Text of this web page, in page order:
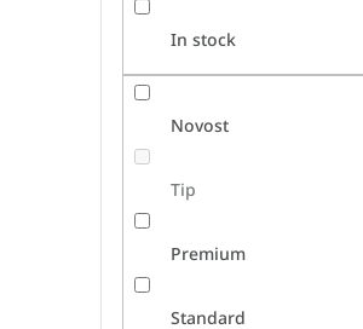
In stock
Novost
Tip
Premium
Standard